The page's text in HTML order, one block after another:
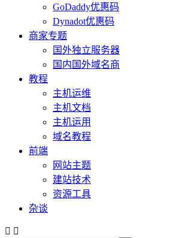
GoDaddy优惠码
Dynadot优惠码
商家专题
国外独立服务器
国内国外域名商
教程
主机运维
主机文档
主机运用
域名教程
前端
网站主题
建站技术
资源工具
杂谈
 